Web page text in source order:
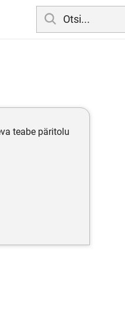
teabe päritolu